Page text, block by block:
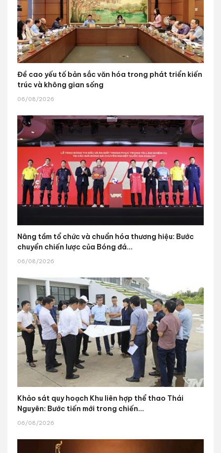
Đề cao yếu tố bản sắc văn hóa trong phát triển kiến
trúc và không gian sống
06/08/2026
Nâng tầm tổ chức và chuẩn hóa thương hiệu: Bước
chuyển chiến lược của Bóng đá...
06/08/2026
Khảo sát quy hoạch Khu liên hợp thể thao Thái
Nguyên: Bước tiến mới trong chiến...
06/08/2026